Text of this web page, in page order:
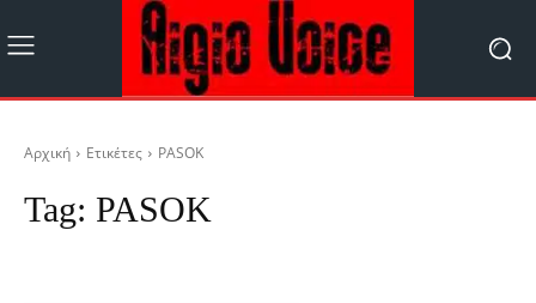
Αρχική Ετικέτες PASOK
Tag: PASOK